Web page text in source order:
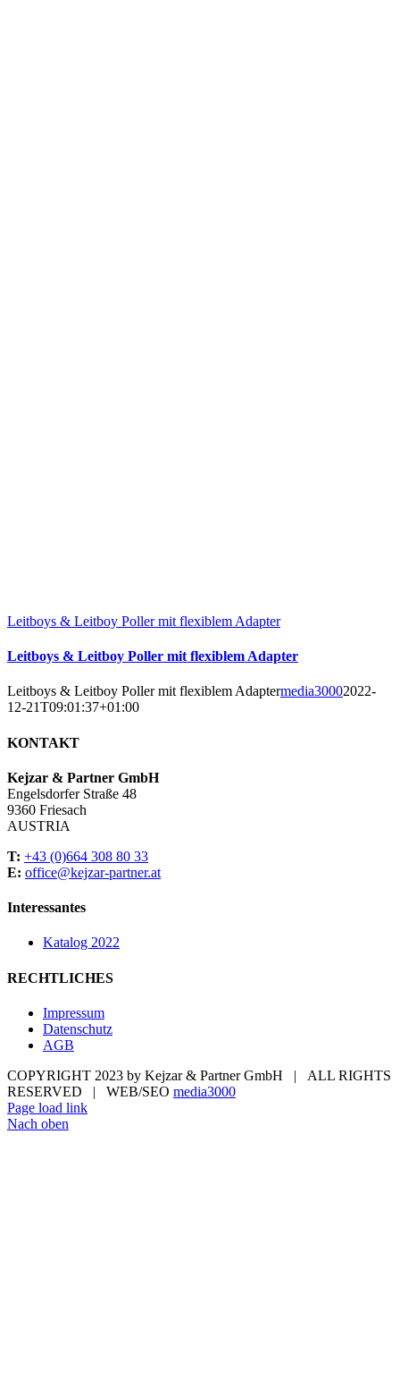
Leitboys & Leitboy Poller mit flexiblem Adapter
Leitboys & Leitboy Poller mit flexiblem Adapter
Leitboys & Leitboy Poller mit flexiblem Adaptermedia30002022-
12-21T09:01:37+01:00
KONTAKT
Kejzar & Partner GmbH
Engelsdorfer Straße 48
9360 Friesach
AUSTRIA
T: +43 (0)664 308 80 33
E: office@kejzar-partner.at
Interessantes
Katalog 2022
RECHTLICHES
Impressum
Datenschutz
AGB
COPYRIGHT 2023 by Kejzar & Partner GmbH | ALL RIGHTS
RESERVED | WEB/SEO media3000
Page load link
Nach oben